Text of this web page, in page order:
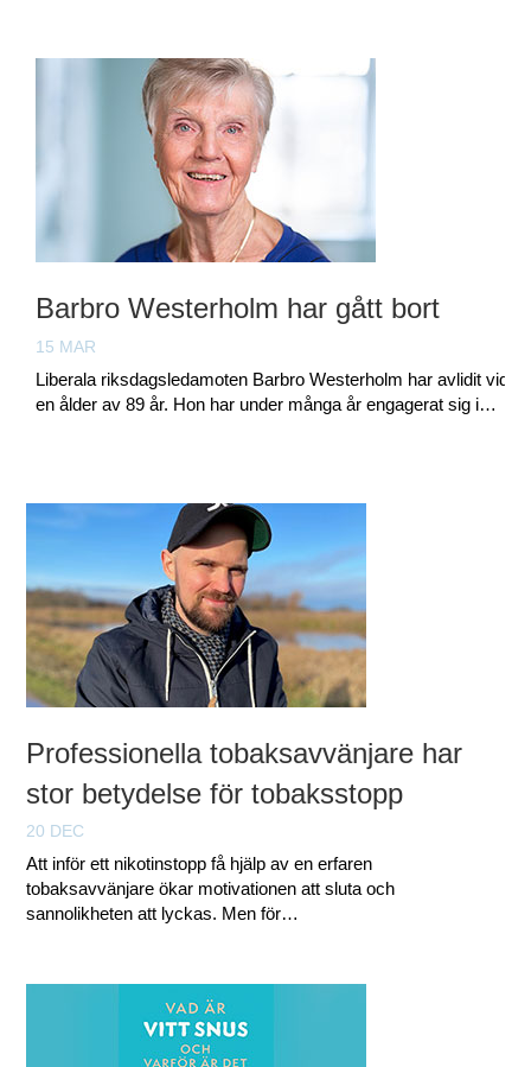
Barbro Westerholm har gått bort
15 MAR
Liberala riksdagsledamoten Barbro Westerholm har avlidit vid
en ålder av 89 år. Hon har under många år engagerat sig i…
Professionella tobaksavvänjare har
stor betydelse för tobaksstopp
20 DEC
Att inför ett nikotinstopp få hjälp av en erfaren
tobaksavvänjare ökar motivationen att sluta och
sannolikheten att lyckas. Men för…